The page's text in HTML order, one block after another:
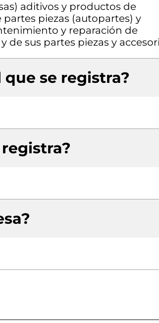
aditivos y productos de
piezas (autopartes) y
y reparación de
sus partes piezas y
se registra?